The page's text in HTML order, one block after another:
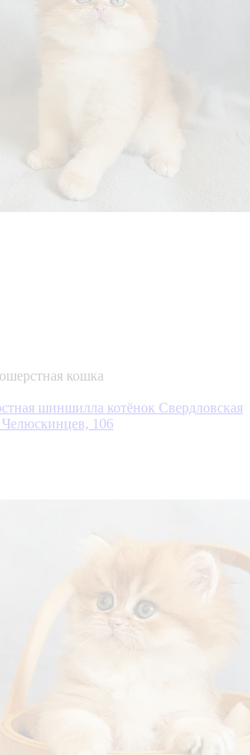
кошка
шиншилла котёнок Свердловская
Челюскинцев, 106